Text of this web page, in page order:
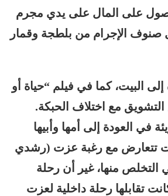
على المال على يدي مجرم
صنوف الإجرام من بلطجة وقمار
البيت، كما في فيلم “حياة أو
مع اختلاف الحبكة.
في العودة إلى أمها وأبيها
تتعارض مع رغبة عزت (رشدي
التخلص منها، غير أن رحلة
تقابلها رحلة داخلية لعزت